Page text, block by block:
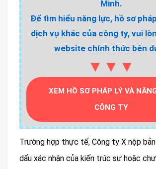
Minh.
Để tìm hiểu năng lực, hồ sơ
dịch vụ khác của công ty, vui
website chính thức bên
▼▼▼
XEM HỒ SƠ PHÁP LÝ VÀ
CÔNG TY
Trường hợp thực tế, Công ty X nộp
dấu xác nhận của kiến trúc sư hoặc